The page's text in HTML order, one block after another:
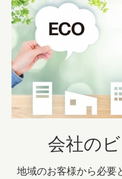
会社の
地域のお客様から必要